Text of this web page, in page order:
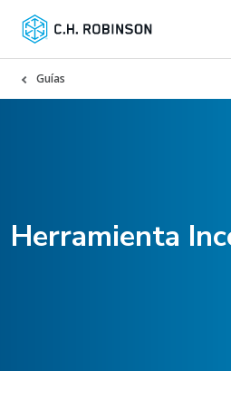
Guías
Herramienta